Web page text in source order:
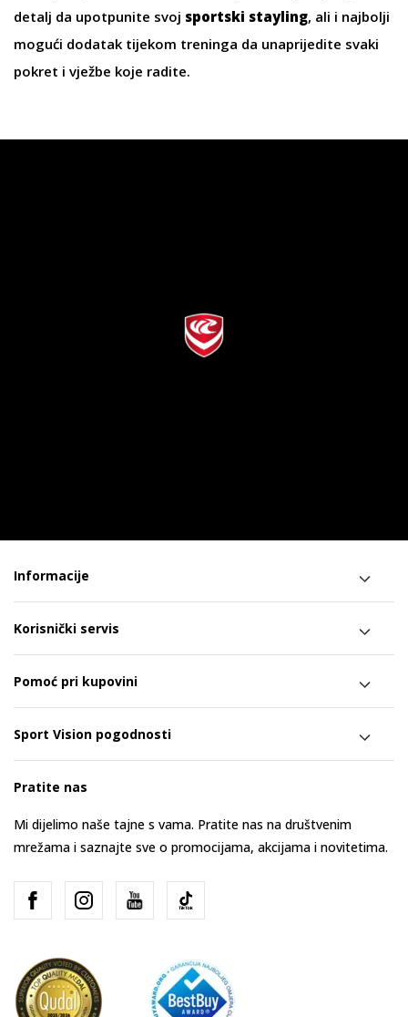
detalj da upotpunite svoj sportski stayling, ali i najbolji
mogući dodatak tijekom treninga da unaprijedite svaki
pokret i vježbe koje radite.
Informacije
Korisnički servis
Pomoć pri kupovini
Sport Vision pogodnosti
Pratite nas
Mi dijelimo naše tajne s vama. Pratite nas na društvenim
mrežama i saznajte sve o promocijama, akcijama i novitetima.